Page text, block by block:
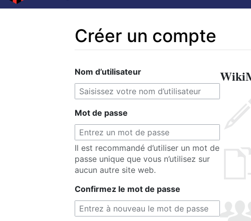
Créer un compte
Nom d’utilisateur
Mot de passe
Il est recommandé d’utiliser un mot de
passe unique que vous n’utilisez sur
aucun autre site web.
Confirmez le mot de passe